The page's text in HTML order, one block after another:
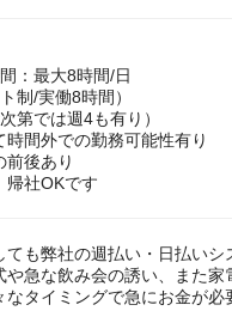
：最大8時間/日
制/実働8時間）
第では週4も有り）
間外での勤務可能性有り
後あり
社OKです
も弊社の週払い・日払いシ
や急な飲み会の誘い、また家
タイミングで急にお金が必